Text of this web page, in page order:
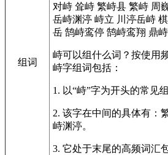
组词
对峙 耸峙 繁峙县 繁峙 周
岳峙渊渟 峙立 川渟岳峙
岳 鹄峙鸾停 鹄峙鸾翔 鼎峙
峙可以组什么词？按使用
峙字组词包括：
1. 以“峙”字为开头的常见
2. 该字在中间的具体有：
峙渊渟。
3. 它处于末尾的高频词汇